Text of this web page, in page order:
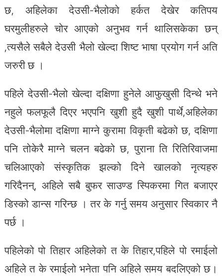
छ, अहिलेका देउसी-भैलोको हर्कत देखेर कतिपय
घरमुलीहरुले चोर आएको अनुभव गर्न थालिसकेका छन्
,त्यसैले सबैले देउसी भैलो खेल्दा शिष्ट भाषा प्रयोग गर्न अति
जरुरी छ ।
पहिले देउसी-भैलो खेल्दा दक्षिणा हुनेले आफुखुसी दिन्थे भने
नहुले फलफूलै दिएर भएपनि खुशी हुदै खुशी पार्थे,अहिलेका
देउसी-भैलोमा दक्षिणा माग्ने कुरामा विकृती बढेको छ, दक्षिणा
पनि तोकेरै माग्ने चलन बढेको छ, पुराना ति रितिरिवाजमा
चलिआएको संस्कृतिक झल्को दिने खालको नृत्यहरु
गरिदैनन्, अहिले सबै बुफर साउण्ड स्पिकरमा गित बजाएर
डिस्को डान्स गरिन्छ । तर के गर्नु समय अनुसार स्विकार नै
पर्छ ।
पहिलेको पो तिहार अहिलेको त के तिहार,पहिले पो रमाईलो
अहिले त के रमाईलो भनेता पनि अहिले समय बदलिएको छ।